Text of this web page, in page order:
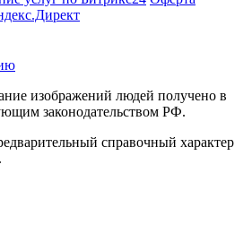
изображений людей получено в
законодательством РФ.
справочный характер